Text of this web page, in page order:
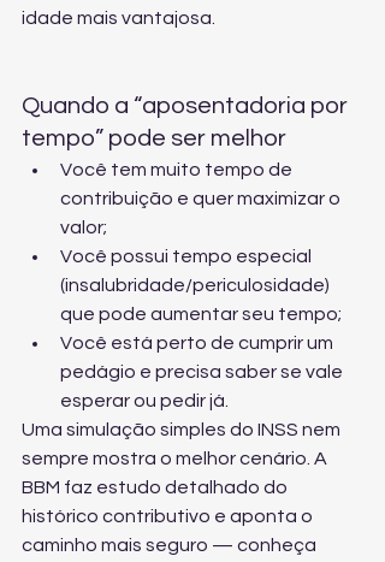
idade mais vantajosa.
Quando a “aposentadoria por
tempo” pode ser melhor
Você tem muito tempo de
contribuição e quer maximizar o
valor;
Você possui tempo especial
(insalubridade/periculosidade)
que pode aumentar seu tempo;
Você está perto de cumprir um
pedágio e precisa saber se vale
esperar ou pedir já.
Uma simulação simples do INSS nem
sempre mostra o melhor cenário. A
BBM faz estudo detalhado do
histórico contributivo e aponta o
caminho mais seguro — conheça